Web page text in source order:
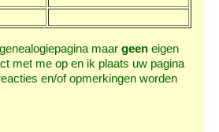
maar geeneigen
met me op en ik plaats uw pagina
en/of opmerkingen worden